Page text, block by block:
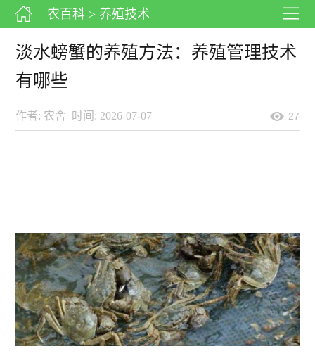
农百科 > 养殖技术
淡水螃蟹的养殖方法：养殖管理技术
有哪些
作者: 农舍 时间: 2026-07-07 27